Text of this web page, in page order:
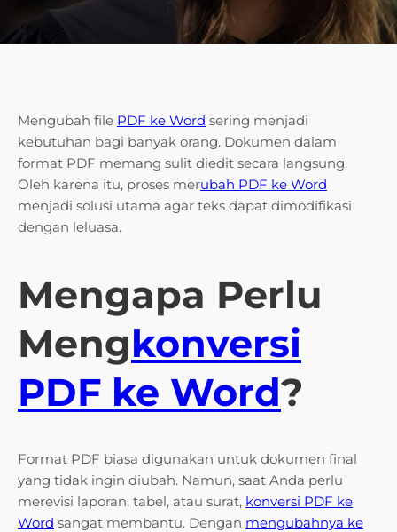
Mengubah file PDF ke Word sering menjadi
kebutuhan bagi banyak orang. Dokumen dalam
format PDF memang sulit diedit secara langsung.
Oleh karena itu, proses merubah PDF ke Word
menjadi solusi utama agar teks dapat dimodifikasi
dengan leluasa.
Mengapa Perlu
Mengkonversi
PDF ke Word?
Format PDF biasa digunakan untuk dokumen final
yang tidak ingin diubah. Namun, saat Anda perlu
merevisi laporan, tabel, atau surat, konversi PDF ke
Word sangat membantu. Dengan mengubahnya ke